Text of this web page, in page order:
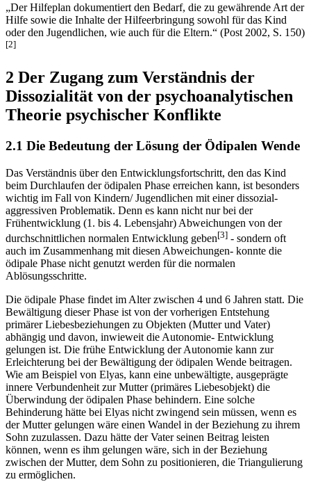
„Der Hilfeplan dokumentiert den Bedarf, die zu gewährende Art der
Hilfe sowie die Inhalte der Hilfeerbringung sowohl für das Kind
oder den Jugendlichen, wie auch für die Eltern.“ (Post 2002, S. 150)
[2]
2 Der Zugang zum Verständnis der
Dissozialität von der psychoanalytischen
Theorie psychischer Konflikte
2.1 Die Bedeutung der Lösung der Ödipalen Wende
Das Verständnis über den Entwicklungsfortschritt, den das Kind
beim Durchlaufen der ödipalen Phase erreichen kann, ist besonders
wichtig im Fall von Kindern/ Jugendlichen mit einer dissozial-
aggressiven Problematik. Denn es kann nicht nur bei der
Frühentwicklung (1. bis 4. Lebensjahr) Abweichungen von der
durchschnittlichen normalen Entwicklung geben[3] - sondern oft
auch im Zusammenhang mit diesen Abweichungen- konnte die
ödipale Phase nicht genutzt werden für die normalen
Ablösungsschritte.
Die ödipale Phase findet im Alter zwischen 4 und 6 Jahren statt. Die
Bewältigung dieser Phase ist von der vorherigen Entstehung
primärer Liebesbeziehungen zu Objekten (Mutter und Vater)
abhängig und davon, inwieweit die Autonomie- Entwicklung
gelungen ist. Die frühe Entwicklung der Autonomie kann zur
Erleichterung bei der Bewältigung der ödipalen Wende beitragen.
Wie am Beispiel von Elyas, kann eine unbewältigte, ausgeprägte
innere Verbundenheit zur Mutter (primäres Liebesobjekt) die
Überwindung der ödipalen Phase behindern. Eine solche
Behinderung hätte bei Elyas nicht zwingend sein müssen, wenn es
der Mutter gelungen wäre einen Wandel in der Beziehung zu ihrem
Sohn zuzulassen. Dazu hätte der Vater seinen Beitrag leisten
können, wenn es ihm gelungen wäre, sich in der Beziehung
zwischen der Mutter, dem Sohn zu positionieren, die Triangulierung
zu ermöglichen.